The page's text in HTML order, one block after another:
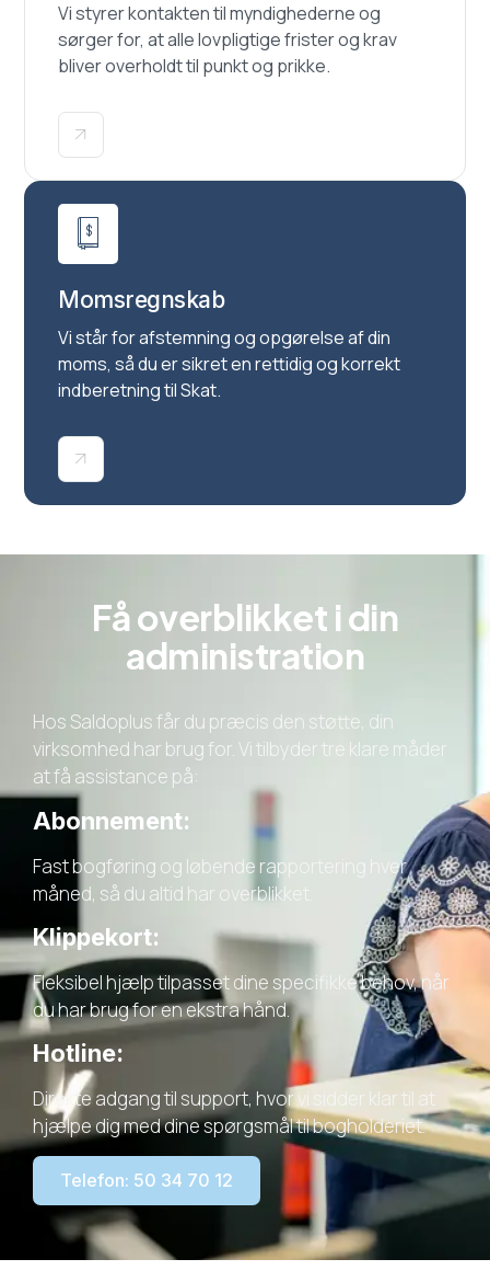
Vi styrer kontakten til myndighederne og
sørger for, at alle lovpligtige frister og krav
bliver overholdt til punkt og prikke.
Momsregnskab
Vi står for afstemning og opgørelse af din
moms, så du er sikret en rettidig og korrekt
indberetning til Skat.
Få overblikket i din
administration
Hos Saldoplus får du præcis den støtte, din
virksomhed har brug for. Vi tilbyder tre klare måder
at få assistance på:
Abonnement:
Fast bogføring og løbende rapportering hver
måned, så du altid har overblikket.
Klippekort:
Fleksibel hjælp tilpasset dine specifikke behov, når
du har brug for en ekstra hånd.
Hotline:
Direkte adgang til support, hvor vi sidder klar til at
hjælpe dig med dine spørgsmål til bogholderiet.
Telefon: 50 34 70 12